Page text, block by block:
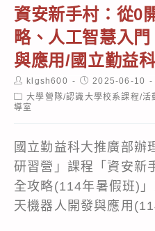
資安新手村：從0
略、人工智慧入
與應用/國立勤益
Post
author:
klgsh600
Post
published:
2025-06-10
Post
category:
大學營隊/認識大學校系課程/活
導室
國立勤益科大推廣部辦
研習營」課程「資安新
全攻略(114年暑假班)
天機器人開發與應用